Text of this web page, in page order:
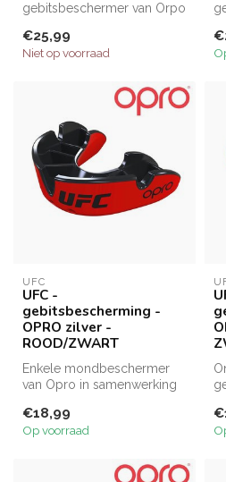
gebitsbeschermer van Orpo
pasvorm, doordat u het...
€25,99
Niet op voorraad
UFC
UFC -
gebitsbescherming -
OPRO zilver -
ROOD/ZWART
Enkele mondbeschermer
van Opro in samenwerking
perfecte...
€18,99
Op voorraad